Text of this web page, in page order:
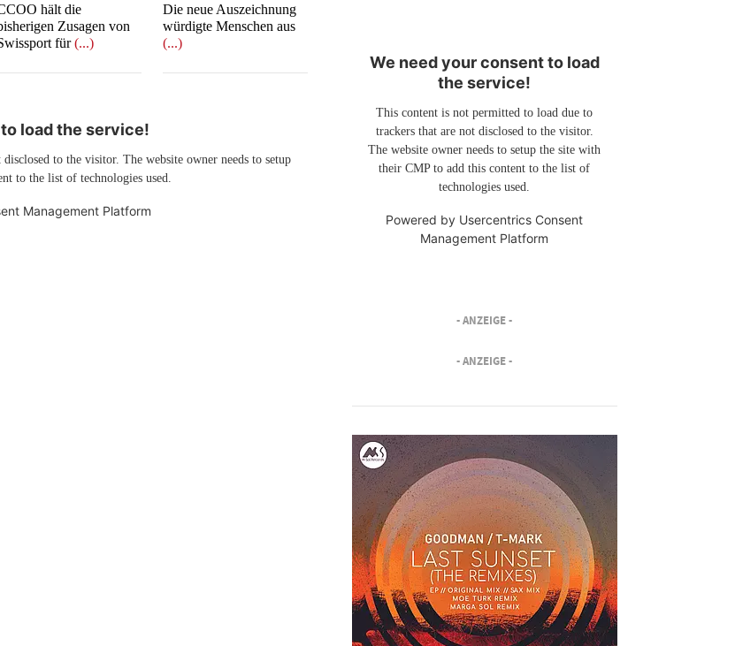
hält die
Zusagen von
für(...)
Die neue Auszeichnung
würdigte Menschen aus
(...)
load the service!
to the visitor. The website owner needs to setup
to the list of technologies used.
Management Platform
We need your consent to load
the service!
This content is not permitted to load due to
trackers that are not disclosed to the visitor.
The website owner needs to setup the site with
their CMP to add this content to the list of
technologies used.
Powered by Usercentrics Consent
Management Platform
- ANZEIGE -
- ANZEIGE -